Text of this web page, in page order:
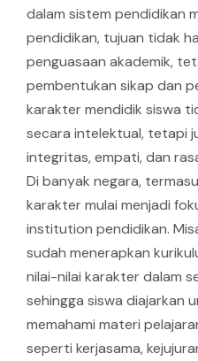
dalam sistem pendidikan
pendidikan, tujuan tidak
penguasaan akademik,
pembentukan sikap dan
karakter mendidik siswa
secara intelektual, tetapi
integritas, empati, dan
Di banyak negara,
karakter mulai menjadi
institution pendidikan.
sudah menerapkan
nilai-nilai karakter dalam
sehingga siswa diajarkan
memahami materi
seperti kerjasama,